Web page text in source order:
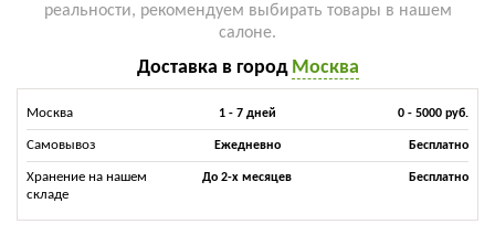
реальности, рекомендуем выбирать товары в нашем
салоне.
Доставка в город Москва
Москва 1 - 7 дней 0 - 5000 руб.
Самовывоз Ежедневно Бесплатно
Хранение на нашем
складе
До 2-х месяцев Бесплатно